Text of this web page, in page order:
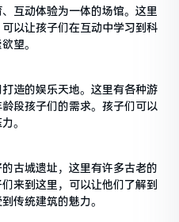
互动体验为一体的场馆。这里
以让孩子们在互动中学习到科
望。
造的娱乐天地。这里有各种游
段孩子们的需求。孩子们可以
。
古城遗址，这里有许多古老的
来到这里，可以让他们了解到
传统建筑的魅力。